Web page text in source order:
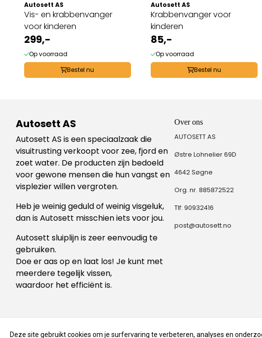
Autosett AS
Vis- en krabbenvanger
voor kinderen
299,-
Op voorraad
Bestel nu
Autosett AS
Krabbenvanger voor
kinderen
85,-
Op voorraad
Bestel nu
Autosett AS
Autosett AS is een speciaalzaak die
visuitrusting verkoopt voor zee, fjord en
zoet water. De producten zijn bedoeld
voor gewone mensen die hun vangst en
visplezier willen vergroten.
Heb je weinig geduld of weinig visgeluk,
dan is Autosett misschien iets voor jou.
Autosett sluiplijn is zeer eenvoudig te
gebruiken.
Doe er aas op en laat los! Je kunt met
meerdere tegelijk vissen,
waardoor het efficiënt is.
Over ons
AUTOSETT AS
Østre Lohnelier 69D
4642 Søgne
Org. nr. 885872522
Tlf: 90932416
post@autosett.no
Deze site gebruikt cookies om je surfervaring te verbeteren, analyses en